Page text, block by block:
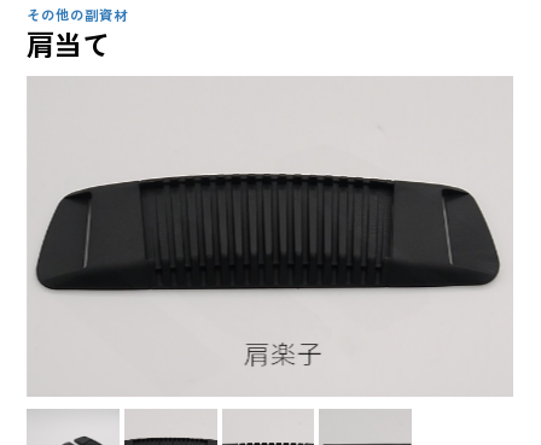
その他の副資材
肩当て